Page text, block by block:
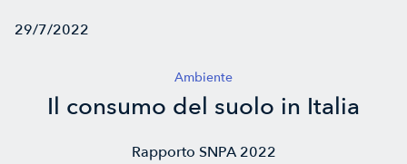
29/7/2022
Ambiente
Il consumo del suolo in Italia
Rapporto SNPA 2022